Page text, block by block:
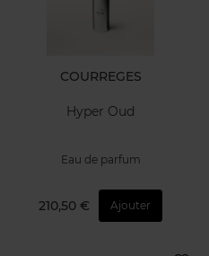
COURREGES
Hyper Oud
Eau de parfum
210,50 € Ajouter